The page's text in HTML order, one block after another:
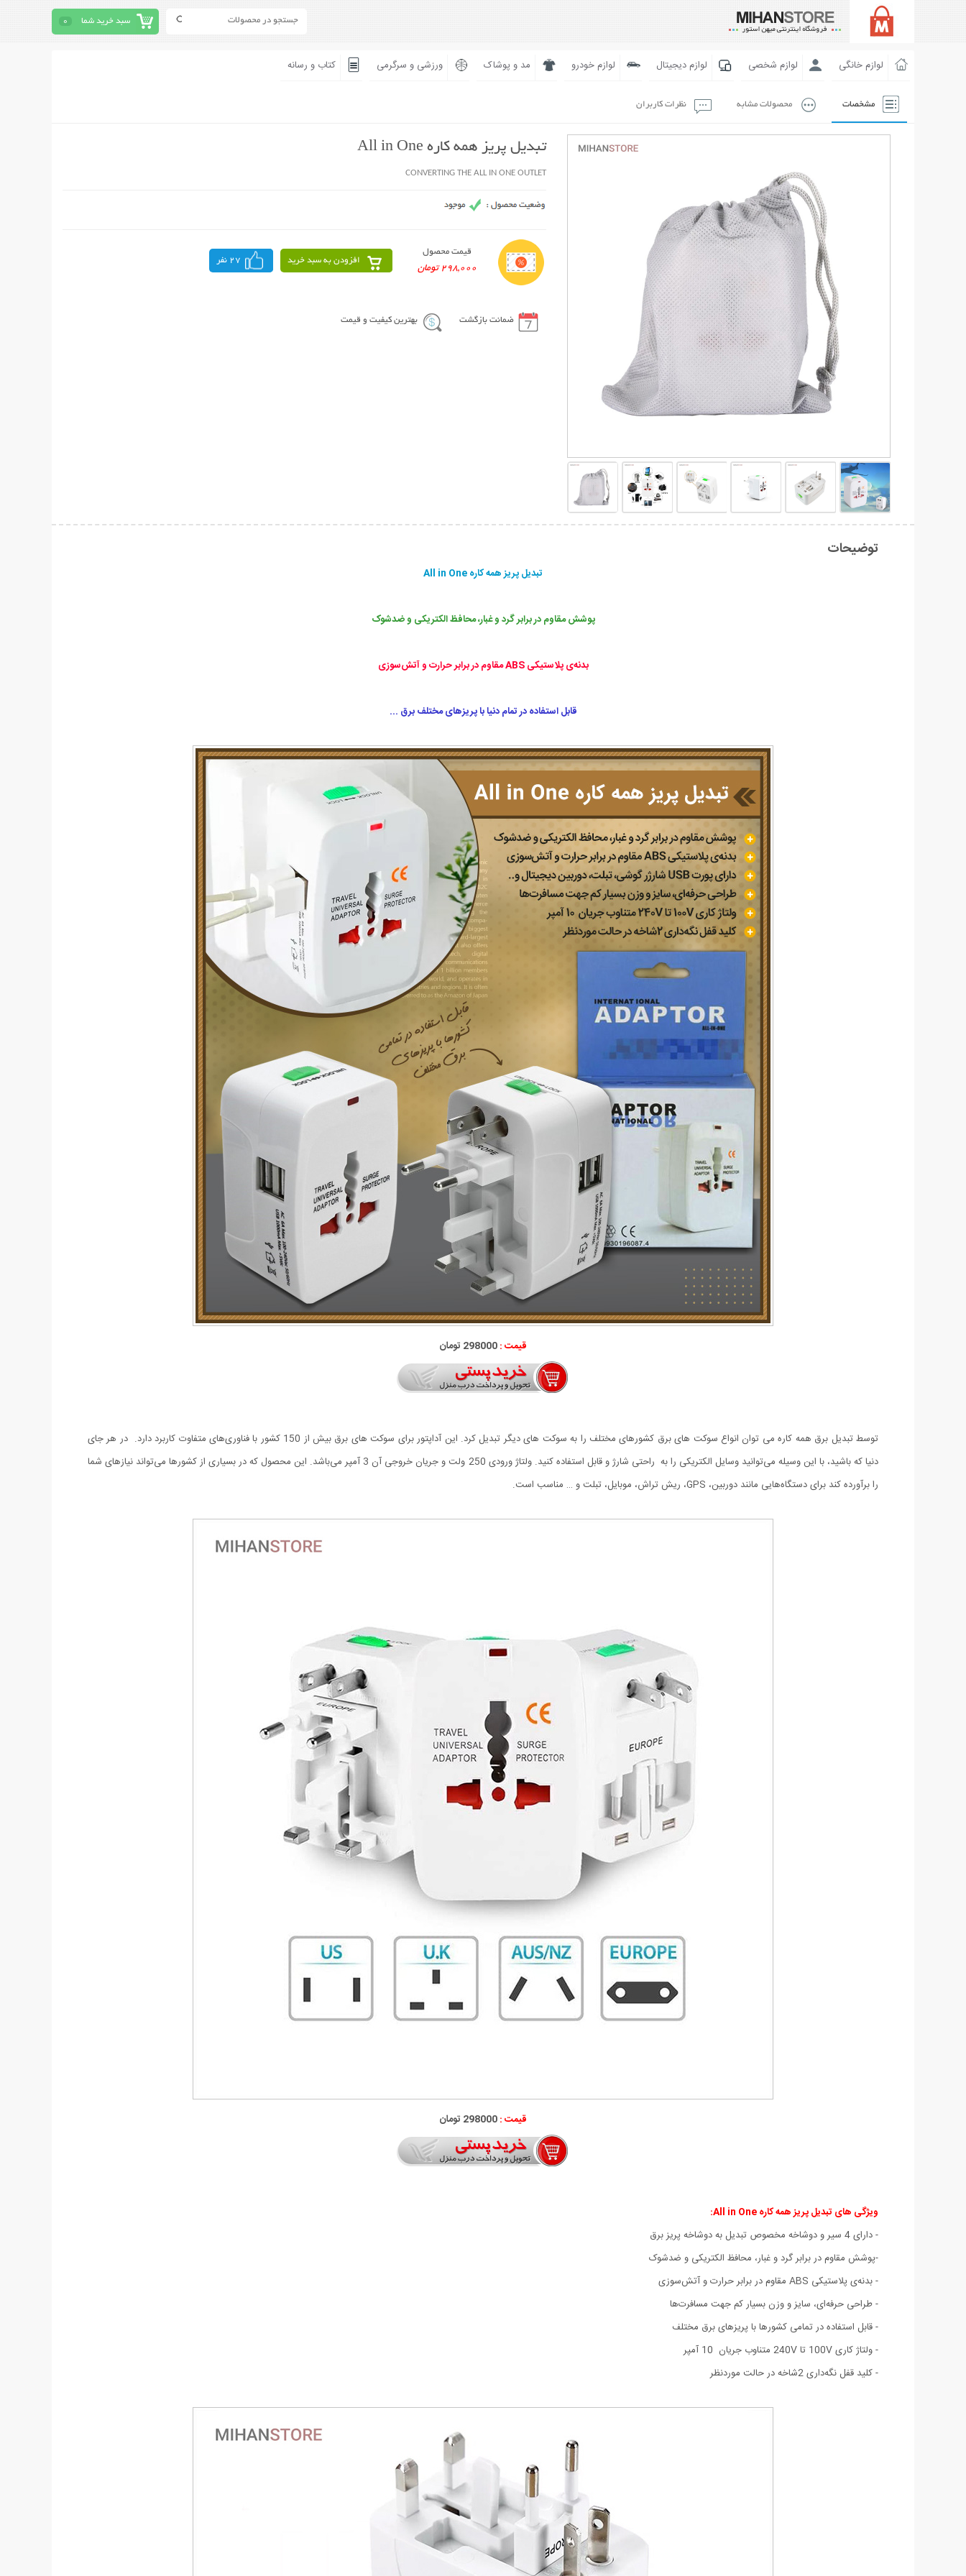
سبد خرید شما 0
لوازم خانگی لوازم شخصی لوازم دیجیتال لوازم خودرو مد و پوشاک ورزشی و سرگرمی کتاب و رسانه
مشخصات محصولات مشابه نظرات کاربران
تبدیل پریز همه کاره All in One
CONVERTING THE ALL IN ONE OUTLET
قیمت محصول
298,000 تومان
افزودن به سبد خرید 27 نفر
ضمانت بازگشت بهترین کیفیت و قیمت
توضیحات
تبدیل پریز همه کاره All in One
پوشش مقاوم در برابر گرد و غبار، محافظ الکتریکی و ضدشوک
بدنه‌ی پلاستیکی ABS مقاوم در برابر حرارت و آتش‌سوزی
قابل استفاده در تمام دنیا با پریزهای مختلف برق ...
قیمت :298000 تومان
توسط تبدیل برق همه کاره می توان انواع سوکت های برق کشورهای مختلف را به سوکت های دیگر تبدیل کرد. این آداپتور برای سوکت های برق بیش از 150 کشور با فناوری‌های متفاوت کاربرد دارد. در هر جای
دنیا که باشید، با این وسیله می‌توانید وسایل الکتریکی را به راحتی شارژ و قابل استفاده کنید. ولتاژ ورودی 250 ولت و جریان خروجی آن 3 آمپر می‌باشد. این محصول که در بسیاری از کشورها می‌تواند نیازهای شما
را برآورده کند برای دستگاه‌هایی مانند دوربین، GPS، ریش تراش، موبایل، تبلت و … مناسب است.
قیمت :298000 تومان
ویژگی های تبدیل پریز همه کاره All in One:
- دارای 4 سیر و دوشاخه مخصوص تبدیل به دوشاخه پریز برق
-پوشش مقاوم در برابر گرد و غبار، محافظ الکتریکی و ضدشوک
- بدنه‌ی پلاستیکی ABS مقاوم در برابر حرارت و آتش‌سوزی
- طراحی حرفه‌ای، سایز و وزن بسیار کم جهت مسافرت‌ها
- قابل استفاده در تمامی کشورها با پریزهای برق مختلف
- ولتاژ کاری 100V تا 240V متناوب جریان 10 آمپر
- کلید قفل نگه‌داری 2شاخه در حالت موردنظر